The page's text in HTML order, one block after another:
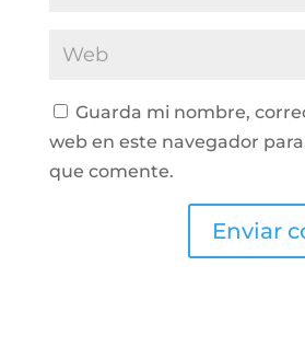
Guarda mi nombre,
web en este navegador
que comente.